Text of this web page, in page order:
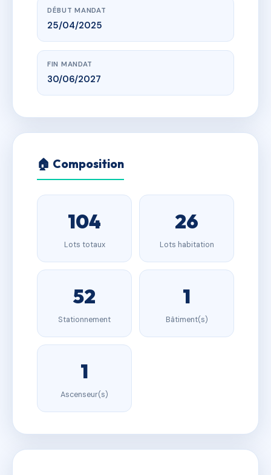
DÉBUT MANDAT
25/04/2025
FIN MANDAT
30/06/2027
🏠 Composition
104
Lots totaux
26
Lots habitation
52
Stationnement
1
Bâtiment(s)
1
Ascenseur(s)